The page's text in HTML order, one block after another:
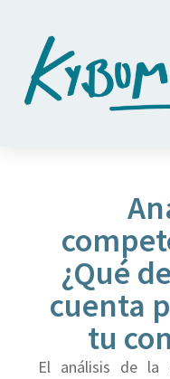
¿Qué
cuenta
tu
El análisis de la